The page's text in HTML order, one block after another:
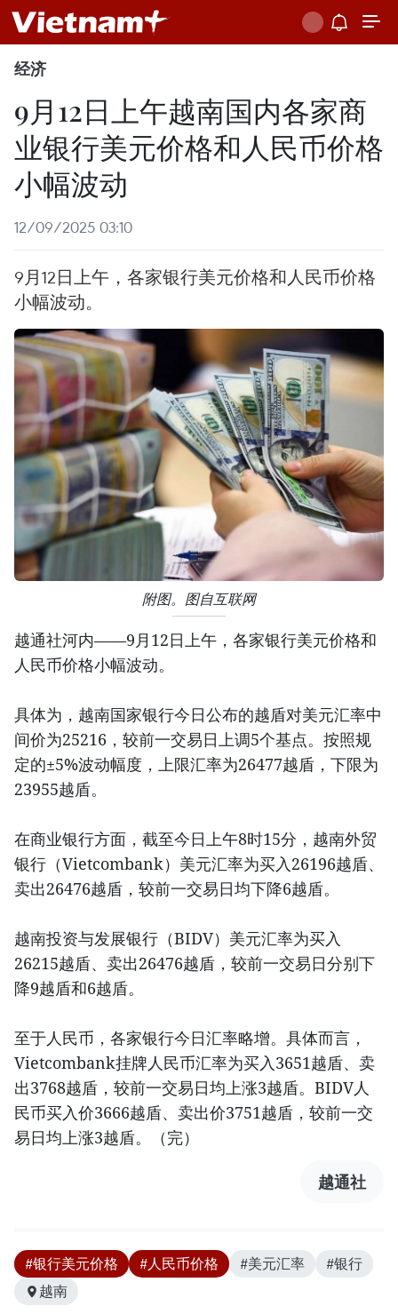
经济
9月12日上午越南国内各家商
业银行美元价格和人民币价格
小幅波动
12/09/2025 03:10
9月12日上午，各家银行美元价格和人民币价格
小幅波动。
附图。图自互联网
越通社河内——9月12日上午，各家银行美元价格和
人民币价格小幅波动。
具体为，越南国家银行今日公布的越盾对美元汇率中
间价为25216，较前一交易日上调5个基点。按照规
定的±5%波动幅度，上限汇率为26477越盾，下限为
23955越盾。
在商业银行方面，截至今日上午8时15分，越南外贸
银行（Vietcombank）美元汇率为买入26196越盾、
卖出26476越盾，较前一交易日均下降6越盾。
越南投资与发展银行（BIDV）美元汇率为买入
26215越盾、卖出26476越盾，较前一交易日分别下
降9越盾和6越盾。
至于人民币，各家银行今日汇率略增。具体而言，
Vietcombank挂牌人民币汇率为买入3651越盾、卖
出3768越盾，较前一交易日均上涨3越盾。BIDV人
民币买入价3666越盾、卖出价3751越盾，较前一交
易日均上涨3越盾。（完）
越通社
#银行美元价格 #人民币价格 #美元汇率
#银行
越南